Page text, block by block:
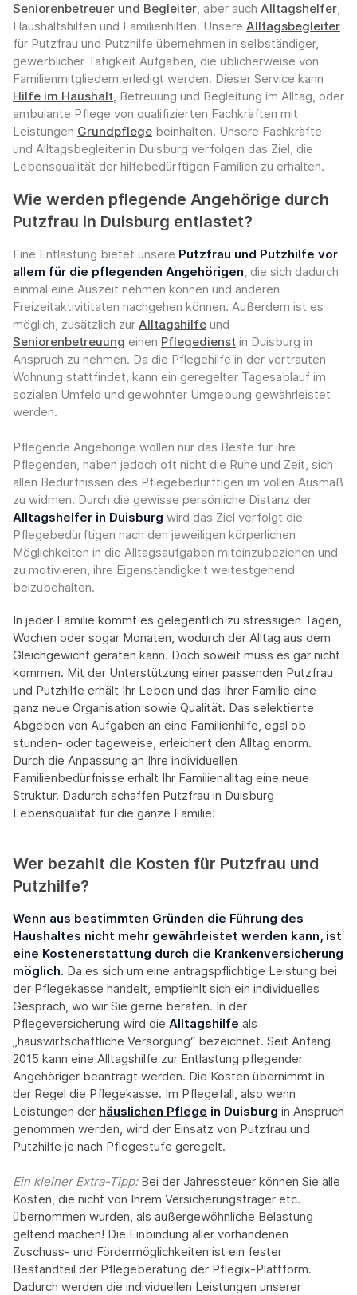
Seniorenbetreuer und Begleiter, aber auch Alltagshelfer,
Haushaltshilfen und Familienhilfen. Unsere Alltagsbegleiter
für Putzfrau und Putzhilfe übernehmen in selbständiger,
gewerblicher Tätigkeit Aufgaben, die üblicherweise von
Familienmitgliedern erledigt werden. Dieser Service kann
Hilfe im Haushalt, Betreuung und Begleitung im Alltag, oder
ambulante Pflege von qualifizierten Fachkräften mit
Leistungen Grundpflege beinhalten. Unsere Fachkräfte
und Alltagsbegleiter in Duisburg verfolgen das Ziel, die
Lebensqualität der hilfebedürftigen Familien zu erhalten.
Wie werden pflegende Angehörige durch
Putzfrau in Duisburg entlastet?
Eine Entlastung bietet unsere Putzfrau und Putzhilfe vor
allem für die pflegenden Angehörigen, die sich dadurch
einmal eine Auszeit nehmen können und anderen
Freizeitaktivititaten nachgehen können. Außerdem ist es
möglich, zusätzlich zur Alltagshilfe und
Seniorenbetreuung einen Pflegedienst in Duisburg in
Anspruch zu nehmen. Da die Pflegehilfe in der vertrauten
Wohnung stattfindet, kann ein geregelter Tagesablauf im
sozialen Umfeld und gewohnter Umgebung gewährleistet
werden.
Pflegende Angehörige wollen nur das Beste für ihre
Pflegenden, haben jedoch oft nicht die Ruhe und Zeit, sich
allen Bedürfnissen des Pflegebedürftigen im vollen Ausmaß
zu widmen. Durch die gewisse persönliche Distanz der
Alltagshelfer in Duisburg wird das Ziel verfolgt die
Pflegebedürftigen nach den jeweiligen körperlichen
Möglichkeiten in die Alltagsaufgaben miteinzubeziehen und
zu motivieren, ihre Eigenständigkeit weitestgehend
beizubehalten.
In jeder Familie kommt es gelegentlich zu stressigen Tagen,
Wochen oder sogar Monaten, wodurch der Alltag aus dem
Gleichgewicht geraten kann. Doch soweit muss es gar nicht
kommen. Mit der Unterstützung einer passenden Putzfrau
und Putzhilfe erhält Ihr Leben und das Ihrer Familie eine
ganz neue Organisation sowie Qualität. Das selektierte
Abgeben von Aufgaben an eine Familienhilfe, egal ob
stunden- oder tageweise, erleichert den Alltag enorm.
Durch die Anpassung an Ihre individuellen
Familienbedürfnisse erhält Ihr Familienalltag eine neue
Struktur. Dadurch schaffen Putzfrau in Duisburg
Lebensqualität für die ganze Familie!
Wer bezahlt die Kosten für Putzfrau und
Putzhilfe?
Wenn aus bestimmten Gründen die Führung des
Haushaltes nicht mehr gewährleistet werden kann, ist
eine Kostenerstattung durch die Krankenversicherung
möglich. Da es sich um eine antragspflichtige Leistung bei
der Pflegekasse handelt, empfiehlt sich ein individuelles
Gespräch, wo wir Sie gerne beraten. In der
Pflegeversicherung wird die Alltagshilfe als
„hauswirtschaftliche Versorgung“ bezeichnet. Seit Anfang
2015 kann eine Alltagshilfe zur Entlastung pflegender
Angehöriger beantragt werden. Die Kosten übernimmt in
der Regel die Pflegekasse. Im Pflegefall, also wenn
Leistungen der häuslichen Pflege in Duisburg in Anspruch
genommen werden, wird der Einsatz von Putzfrau und
Putzhilfe je nach Pflegestufe geregelt.
Ein kleiner Extra-Tipp:‍ Bei der Jahressteuer können Sie alle
Kosten, die nicht von Ihrem Versicherungsträger etc.
übernommen wurden, als außergewöhnliche Belastung
geltend machen! Die Einbindung aller vorhandenen
Zuschuss- und Fördermöglichkeiten ist ein fester
Bestandteil der Pflegeberatung der Pflegix-Plattform.
Dadurch werden die individuellen Leistungen unserer